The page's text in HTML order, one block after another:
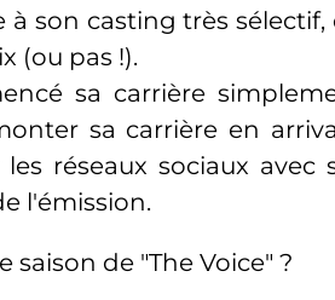
à son casting très sélectif,
(ou pas !).
sa carrière
sa carrière en
réseaux sociaux avec
l'émission.
saison de "The Voice" ?